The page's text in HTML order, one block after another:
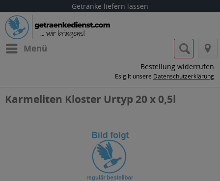
Getränke liefern lassen
Menü
Bestellung widerrufen
Es gilt unsere Datenschutzerklärung
Karmeliten Kloster Urtyp 20 x 0,5l